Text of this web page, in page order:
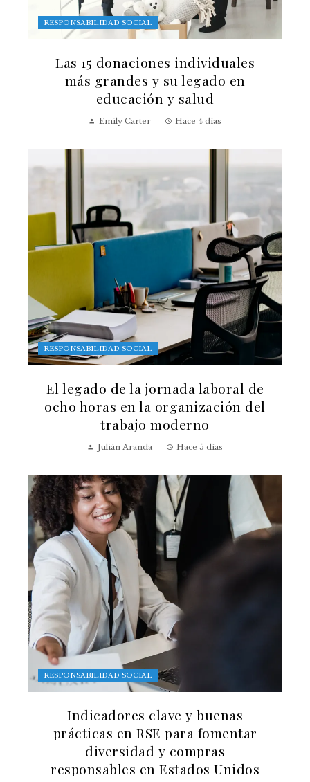
RESPONSABILIDAD SOCIAL
Las 15 donaciones individuales
más grandes y su legado en
educación y salud
Emily Carter Hace 4 días
RESPONSABILIDAD SOCIAL
El legado de la jornada laboral de
ocho horas en la organización del
trabajo moderno
Julián Aranda Hace 5 días
RESPONSABILIDAD SOCIAL
Indicadores clave y buenas
prácticas en RSE para fomentar
diversidad y compras
responsables en Estados Unidos